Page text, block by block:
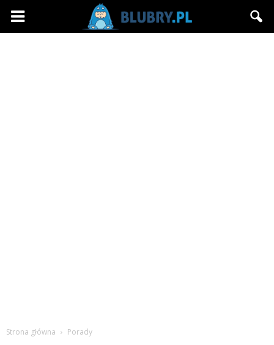
Blubry.pl
Strona główna Porady